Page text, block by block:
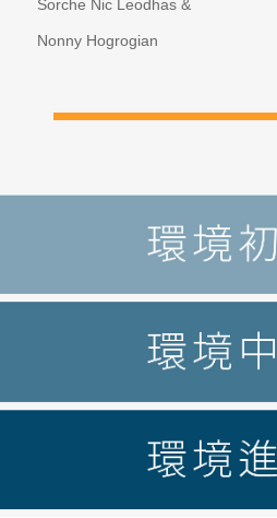
Sorche Nic Leodhas &
Nonny Hogrogian